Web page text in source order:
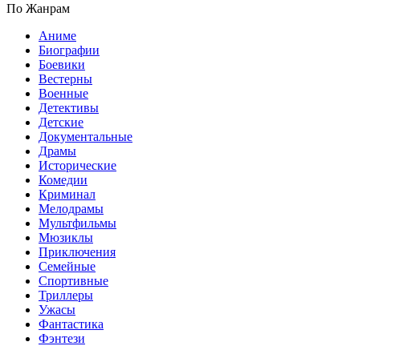
По Жанрам
Аниме
Биографии
Боевики
Вестерны
Военные
Детективы
Детские
Документальные
Драмы
Исторические
Комедии
Криминал
Мелодрамы
Мультфильмы
Мюзиклы
Приключения
Семейные
Спортивные
Триллеры
Ужасы
Фантастика
Фэнтези